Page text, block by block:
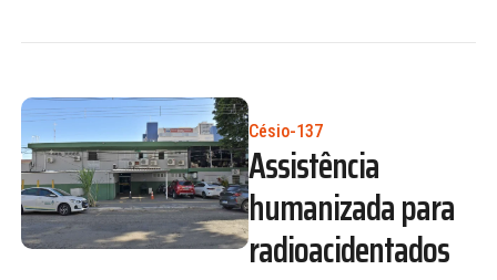
Césio-137
Assistência
humanizada para
radioacidentados